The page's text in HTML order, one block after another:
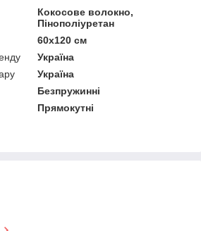
Кокосове волокно,
Пінополіуретан
60x120 см
Україна
Україна
Безпружинні
Прямокутні